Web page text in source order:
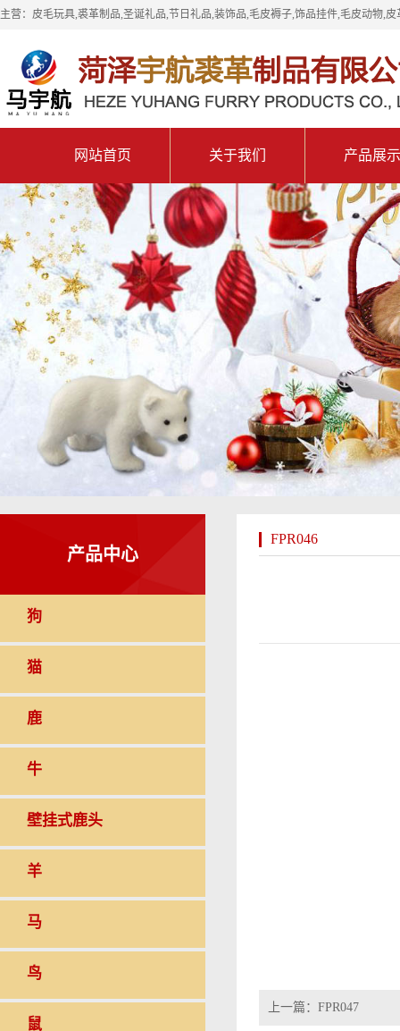
主营：皮毛玩具,裘革制品,圣诞礼品,节日礼品,装饰品,毛皮褥子,饰品挂件,毛皮动物,
网站首页 关于我们 产品展示
产品中心
狗
猫
鹿
牛
壁挂式鹿头
羊
马
鸟
鼠
FPR046
上一篇： FPR047